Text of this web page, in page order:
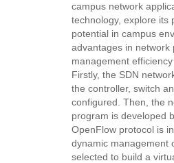
campus network
technology, explore its
potential in campus
advantages in network
management
Firstly, the SDN
the controller, switch
configured. Then, the
program is developed
OpenFlow protocol is
dynamic management
selected to build a